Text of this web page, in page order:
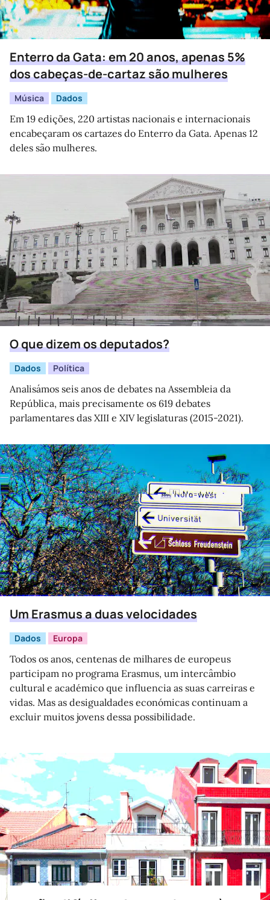
Enterro da Gata: em 20 anos, apenas 5%
dos cabeças-de-cartaz são mulheres
Música Dados
Em 19 edições, 220 artistas nacionais e internacionais
encabeçaram os cartazes do Enterro da Gata. Apenas 12
deles são mulheres.
O que dizem os deputados?
Dados Política
Analisámos seis anos de debates na Assembleia da
República, mais precisamente os 619 debates
parlamentares das XIII e XIV legislaturas (2015-2021).
Um Erasmus a duas velocidades
Dados Europa
Todos os anos, centenas de milhares de europeus
participam no programa Erasmus, um intercâmbio
cultural e académico que influencia as suas carreiras e
vidas. Mas as desigualdades económicas continuam a
excluir muitos jovens dessa possibilidade.